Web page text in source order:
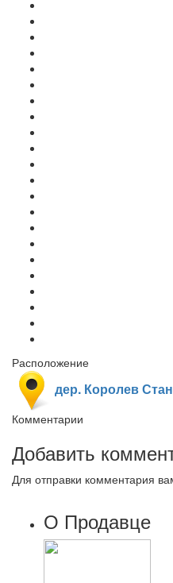
Расположение
дер. Королев
Комментарии
Добавить
Для отправки комментария
О Продавце